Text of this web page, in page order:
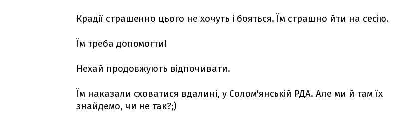
Крадії страшенно цього не хочуть і бояться. Їм страшно йти на сесію.
Їм треба допомогти!
Нехай продовжують відпочивати.
Їм наказали сховатися вдалині, у Солом'янській РДА. Але ми й там їх
знайдемо, чи не так?;)